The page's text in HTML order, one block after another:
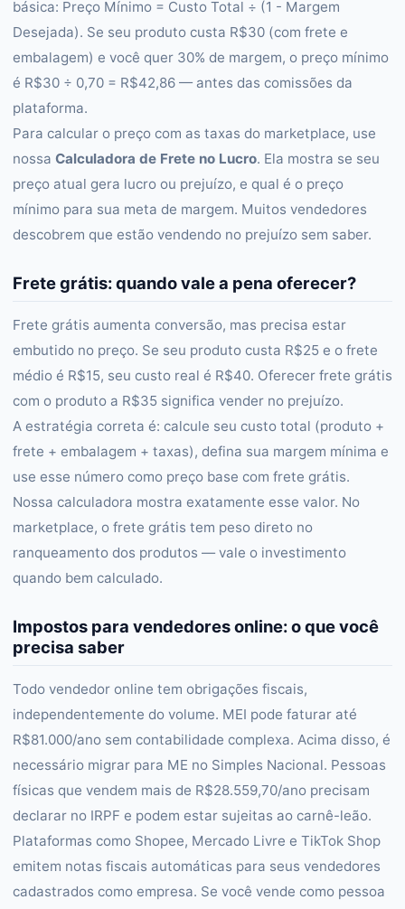
básica: Preço Mínimo = Custo Total ÷ (1 - Margem
Desejada). Se seu produto custa R$30 (com frete e
embalagem) e você quer 30% de margem, o preço mínimo
é R$30 ÷ 0,70 = R$42,86 — antes das comissões da
plataforma.
Para calcular o preço com as taxas do marketplace, use
nossa Calculadora de Frete no Lucro. Ela mostra se seu
preço atual gera lucro ou prejuízo, e qual é o preço
mínimo para sua meta de margem. Muitos vendedores
descobrem que estão vendendo no prejuízo sem saber.
Frete grátis: quando vale a pena oferecer?
Frete grátis aumenta conversão, mas precisa estar
embutido no preço. Se seu produto custa R$25 e o frete
médio é R$15, seu custo real é R$40. Oferecer frete grátis
com o produto a R$35 significa vender no prejuízo.
A estratégia correta é: calcule seu custo total (produto +
frete + embalagem + taxas), defina sua margem mínima e
use esse número como preço base com frete grátis.
Nossa calculadora mostra exatamente esse valor. No
marketplace, o frete grátis tem peso direto no
ranqueamento dos produtos — vale o investimento
quando bem calculado.
Impostos para vendedores online: o que você
precisa saber
Todo vendedor online tem obrigações fiscais,
independentemente do volume. MEI pode faturar até
R$81.000/ano sem contabilidade complexa. Acima disso, é
necessário migrar para ME no Simples Nacional. Pessoas
físicas que vendem mais de R$28.559,70/ano precisam
declarar no IRPF e podem estar sujeitas ao carnê-leão.
Plataformas como Shopee, Mercado Livre e TikTok Shop
emitem notas fiscais automáticas para seus vendedores
cadastrados como empresa. Se você vende como pessoa